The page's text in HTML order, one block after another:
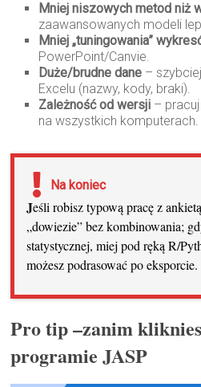
Mniej niszowych metod niż
zaawansowanych modeli
Mniej „tuningowania”
PowerPoint/Canvie.
Duże/brudne dane –
Excelu (nazwy, kody, braki).
Zależność od wersji –
na wszystkich komputerach.
Na koniec
Jeśli robisz typową pracę z
„dowiezie” bez kombinowania;
statystycznej, miej pod ręką R/
możesz podrasować po eksporcie.
Pro tip –zanim
programie JASP